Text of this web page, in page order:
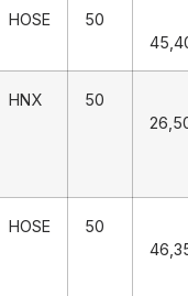
HOSE
50
HNX
50
HOSE
50